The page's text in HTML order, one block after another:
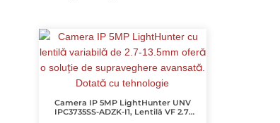
Camera IP 5MP LightHunter UNV
IPC3735SS-ADZK-I1, Lentilă VF 2.7-